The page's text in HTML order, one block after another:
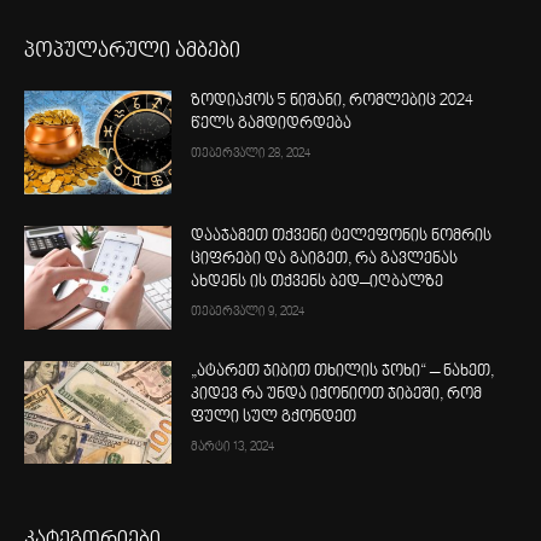
პოპულარული ამბები
ზოდიაქოს 5 ნიშანი, რომლებიც 2024
წელს გამდიდრდება
თებერვალი 28, 2024
დააჯამეთ თქვენი ტელეფონის ნომრის
ციფრები და გაიგეთ, რა გავლენას
ახდენს ის თქვენს ბედ–იღბალზე
თებერვალი 9, 2024
„ატარეთ ჯიბით თხილის ჯოხი“ – ნახეთ,
კიდევ რა უნდა იქონიოთ ჯიბეში, რომ
ფული სულ გქონდეთ
მარტი 13, 2024